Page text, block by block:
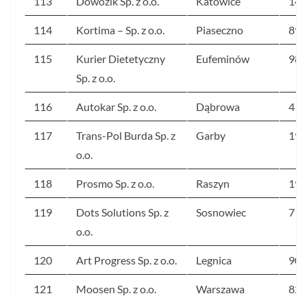
114 Kortima – Sp. z o.o. Piaseczno 89
115
Kurier Dietetyczny
Sp. z o.o.
Eufeminów 984
116 Autokar Sp. z o.o. Dąbrowa 410
117
Trans-Pol Burda Sp. z
o.o.
Garby 194
118 Prosmo Sp. z o.o. Raszyn 198
119
Dots Solutions Sp. z
o.o.
Sosnowiec 71
120 Art Progress Sp. z o.o. Legnica 90
121 Moosen Sp. z o.o. Warszawa 82